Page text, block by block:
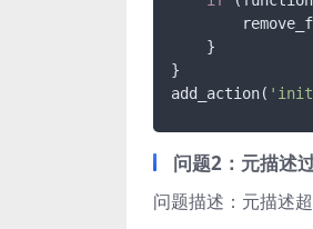
    }
}
add_action(
问题2：元描述
问题描述：元描述